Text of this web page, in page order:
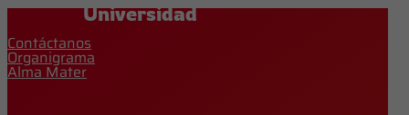
Universidad
Contáctanos
Organigrama
Alma Mater